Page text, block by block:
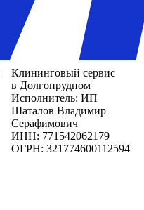
Клининговый сервис
в Долгопрудном
Исполнитель: ИП
Шаталов Владимир
Серафимович
ИНН: 771542062179
ОГРН: 321774600112594